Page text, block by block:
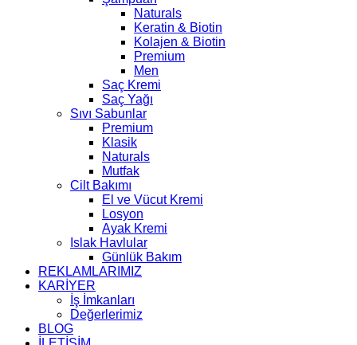
Naturals
Keratin & Biotin
Kolajen & Biotin
Premium
Men
Saç Kremi
Saç Yağı
Sıvı Sabunlar
Premium
Klasik
Naturals
Mutfak
Cilt Bakımı
El ve Vücut Kremi
Losyon
Ayak Kremi
Islak Havlular
Günlük Bakım
REKLAMLARIMIZ
KARİYER
İş İmkanları
Değerlerimiz
BLOG